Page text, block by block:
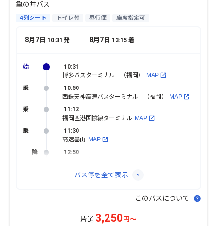
亀の井バス
4列シート トイレ付 昼行便 座席指定可
8月7日 10:31 発 8月7日 13:15 着
10:31
博多バスターミナル （福岡）
MAP
10:50
西鉄天神高速バスターミナル （福岡）
MAP
11:12
福岡空港国際線ターミナル MAP
11:30
高速基山 MAP
12:50
バス停を全て表示
このバスについて
片道 3,250 円～